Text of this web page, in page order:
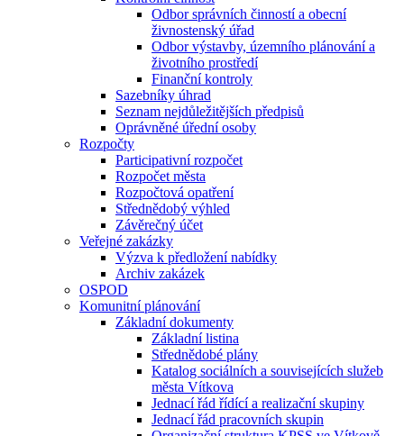
Odbor správních činností a obecní
živnostenský úřad
Odbor výstavby, územního plánování a
životního prostředí
Finanční kontroly
Sazebníky úhrad
Seznam nejdůležitějších předpisů
Oprávněné úřední osoby
Rozpočty
Participativní rozpočet
Rozpočet města
Rozpočtová opatření
Střednědobý výhled
Závěrečný účet
Veřejné zakázky
Výzva k předložení nabídky
Archiv zakázek
OSPOD
Komunitní plánování
Základní dokumenty
Základní listina
Střednědobé plány
Katalog sociálních a souvisejících služeb
města Vítkova
Jednací řád řídící a realizační skupiny
Jednací řád pracovních skupin